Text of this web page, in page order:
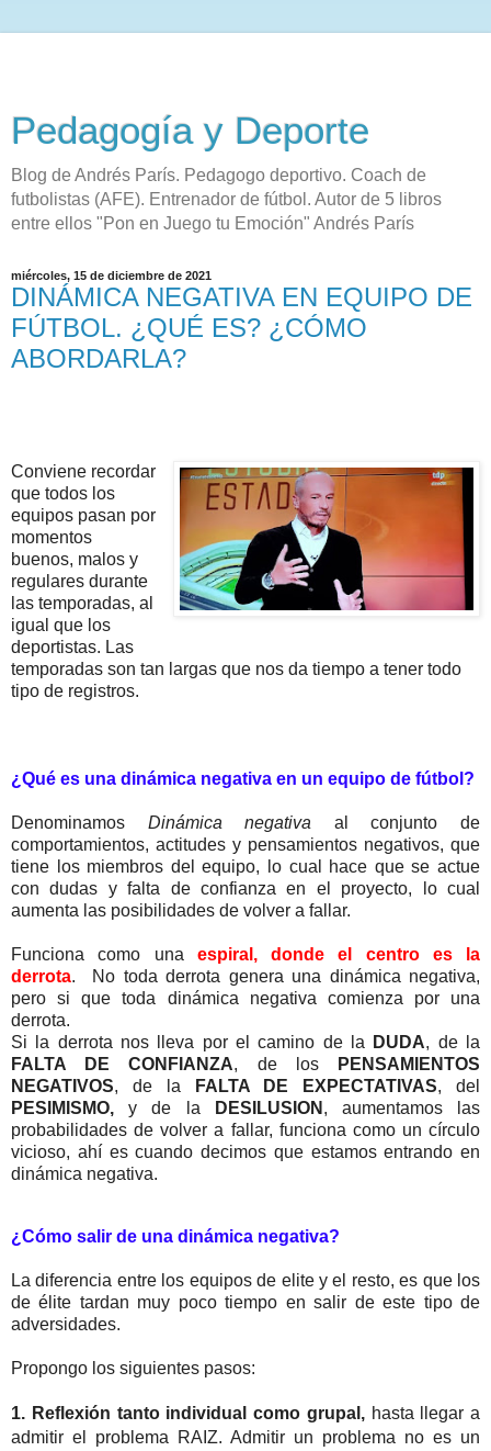
Pedagogía y Deporte
Blog de Andrés París. Pedagogo deportivo. Coach de
futbolistas (AFE). Entrenador de fútbol. Autor de 5 libros
entre ellos "Pon en Juego tu Emoción" Andrés París
miércoles, 15 de diciembre de 2021
DINÁMICA NEGATIVA EN EQUIPO DE
FÚTBOL. ¿QUÉ ES? ¿CÓMO
ABORDARLA?
Conviene recordar
que todos los
equipos pasan por
momentos
buenos, malos y
regulares durante
las temporadas, al
igual que los
deportistas. Las
temporadas son tan largas que nos da tiempo a tener todo
tipo de registros.
¿Qué es una dinámica negativa en un equipo de fútbol?
Denominamos Dinámica negativa al conjunto de
comportamientos, actitudes y pensamientos negativos, que
tiene los miembros del equipo, lo cual hace que se actue
con dudas y falta de confianza en el proyecto, lo cual
aumenta las posibilidades de volver a fallar.
Funciona como una espiral, donde el centro es la
derrota. No toda derrota genera una dinámica negativa,
pero si que toda dinámica negativa comienza por una
derrota.
Si la derrota nos lleva por el camino de la
DUDA, de la
FALTA DE CONFIANZA, de los
PENSAMIENTOS
NEGATIVOS, de la FALTA DE EXPECTATIVAS, del
PESIMISMO, y de la DESILUSION , aumentamos las
probabilidades de volver a fallar, funciona como un círculo
vicioso, ahí es cuando decimos que estamos entrando en
dinámica negativa.
¿Cómo salir de una dinámica negativa?
La diferencia entre los equipos de elite y el resto, es que los
de élite tardan muy poco tiempo en salir de este tipo de
adversidades.
Propongo los siguientes pasos:
1. Reflexión tanto individual como grupal, hasta llegar a
admitir el problema RAIZ. Admitir un problema no es un